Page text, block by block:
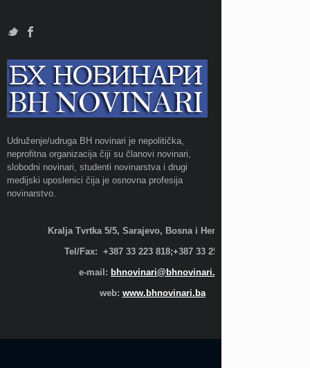
Udruženje/udruga BH novinari je nepolitička,
neprofitna organizacija čiji su članovi novinari,
slobodni novinari, studenti novinarstva i drugi
medijski uposlenici čija je osnovna profesija
novinarstvo.
Kralja Tvrtka 5/5, Sarajevo, Bosna i Hercegovina;
Tel/Fax: +387 33 223 818;+387 33 255 600
e-mail: bhnovinari@bhnovinari.ba
web: www.bhnovinari.ba